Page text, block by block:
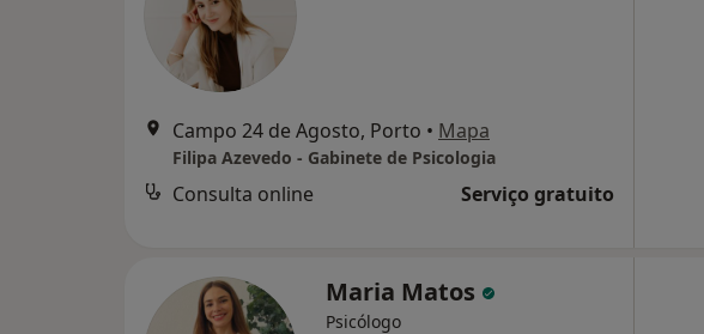
Campo 24 de Agosto, Porto • Mapa
Filipa Azevedo - Gabinete de Psicologia
Consulta online Serviço gratuito
Maria Matos
Psicólogo